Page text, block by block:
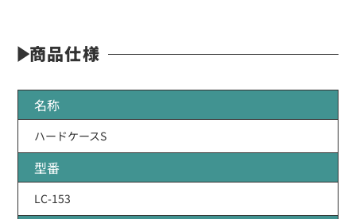
商品仕様
名称
ハードケースS
型番
LC-153